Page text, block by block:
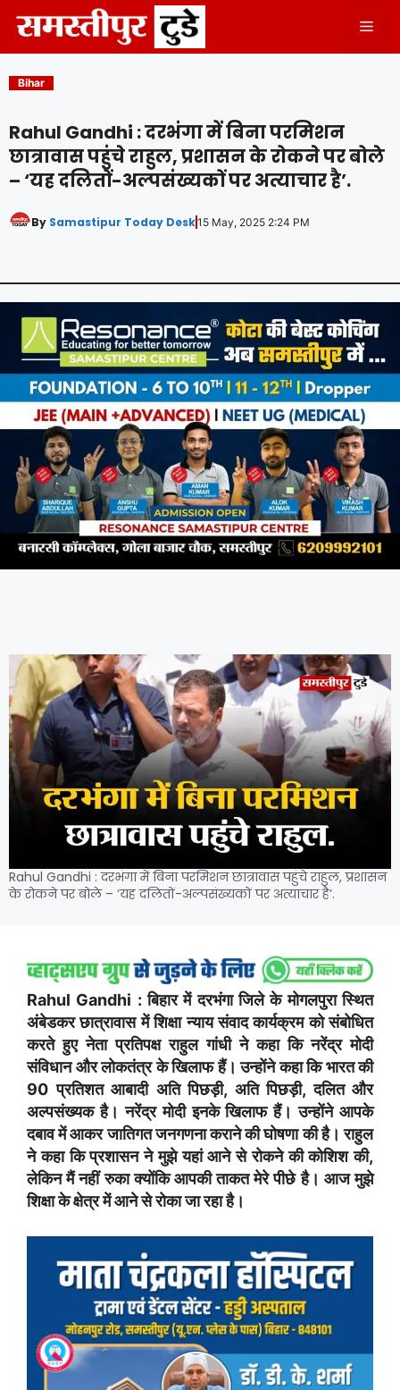
content
Bihar
Rahul Gandhi : दरभंगा में बिना परमिशन
छात्रावास पहुंचे राहुल, प्रशासन के रोकने पर बोले
– ‘यह दलितों-अल्पसंख्यकों पर अत्याचार है’.
By Samastipur Today Desk15 May, 2025 2:24 PM
Rahul Gandhi : दरभंगा में बिना परमिशन छात्रावास पहुंचे राहुल, प्रशासन
के रोकने पर बोले – ‘यह दलितों-अल्पसंख्यकों पर अत्याचार है’.
Rahul Gandhi : बिहार में दरभंगा जिले के मोगलपुरा स्थित
अंबेडकर छात्रावास में शिक्षा न्याय संवाद कार्यक्रम को संबोधित
करते हुए नेता प्रतिपक्ष राहुल गांधी ने कहा कि नरेंद्र मोदी
संविधान और लोकतंत्र के खिलाफ हैं। उन्होंने कहा कि भारत की
90 प्रतिशत आबादी अति पिछड़ी, अति पिछड़ी, दलित और
अल्पसंख्यक है। नरेंद्र मोदी इनके खिलाफ हैं। उन्होंने आपके
दबाव में आकर जातिगत जनगणना कराने की घोषणा की है। राहुल
ने कहा कि प्रशासन ने मुझे यहां आने से रोकने की कोशिश की,
लेकिन मैं नहीं रुका क्योंकि आपकी ताकत मेरे पीछे है। आज मुझे
शिक्षा के क्षेत्र में आने से रोका जा रहा है।